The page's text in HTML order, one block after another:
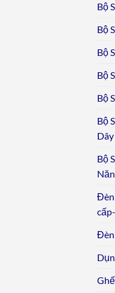
Bộ
Bộ
Bộ
Bộ
Bộ
Bộ
Dây
Bộ
Đèn